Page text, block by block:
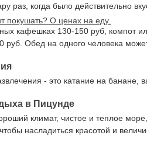
раз, когда было действительно
покушать? О ценах на еду.
кафешках 130-150 руб, компот
руб. Обед на одного человека
- это катание на банане,
в Пицунде
климат, чистое и теплое
насладиться красотой и